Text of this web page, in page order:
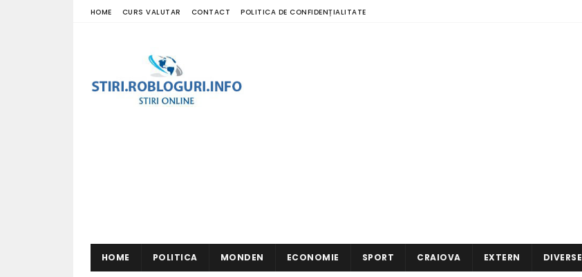
HOME CURS VALUTAR CONTACT POLITICA DE CONFIDENȚIALITATE
HOME POLITICA MONDEN ECONOMIE SPORT CRAIOVA EXTERN DIVERSE